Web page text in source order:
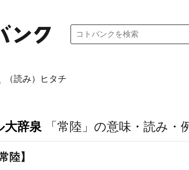
（読み）ヒタチ
大辞泉 「常陸」の意味・読み・
陸】